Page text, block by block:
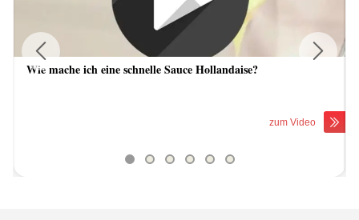
Wie mache ich eine schnelle Sauce Hollandaise?
zum Video
Previous